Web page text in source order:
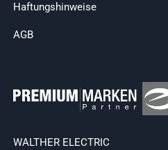
Haftungshinweise
AGB
WALTHER ELECTRIC